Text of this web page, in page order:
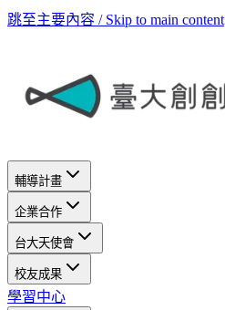
跳至主要內容 / Skip to main content
輔導計畫
企業合作
台大天使會
校友成果
學習中心